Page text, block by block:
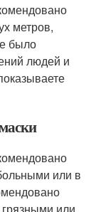
метров,
было
людей и
или в
или